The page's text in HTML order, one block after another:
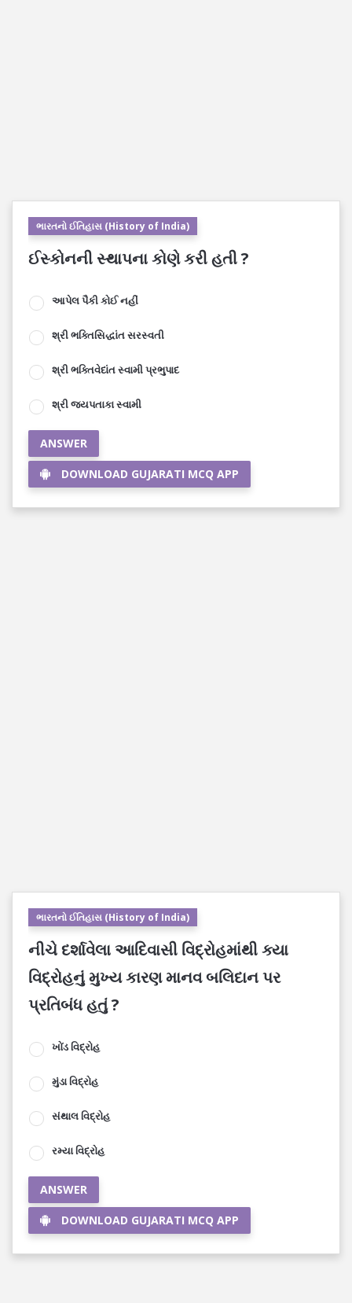
ભારતનો ઈતિહાસ (History of India)
ઈસ્કોનની સ્થાપના કોણે કરી હતી ?
આપેલ પૈકી કોઈ નહીં
શ્રી ભક્તિસિદ્ધાંત સરસ્વતી
શ્રી ભક્તિવેદાંત સ્વામી પ્રભુપાદ
શ્રી જયપતાકા સ્વામી
ANSWER
DOWNLOAD GUJARATI MCQ APP
ભારતનો ઈતિહાસ (History of India)
નીચે દર્શાવેલા આદિવાસી વિદ્રોહમાંથી ક્યા
વિદ્રોહનું મુખ્ય કારણ માનવ બલિદાન પર
પ્રતિબંધ હતું ?
ખોંડ વિદ્રોહ
મુંડા વિદ્રોહ
સંથાલ વિદ્રોહ
રમ્યા વિદ્રોહ
ANSWER
DOWNLOAD GUJARATI MCQ APP